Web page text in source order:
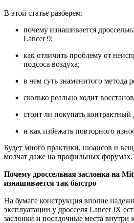
В этой статье разберем:
почему изнашивается
Lancer 9;
как отличить проблему от
подсоса воздуха;
в чем суть знаменитого метода
сколько реально ходит
стоит ли покупать контрактный
и как избежать повторного
Будет много практики, нюансов и
молчат даже на профильных форумах.
Почему дроссельная заслонка на
изнашивается так быстро
На бумаге конструкция вполне
эксплуатации у дросселя Lancer IX
заслонки и посадочные места внутри